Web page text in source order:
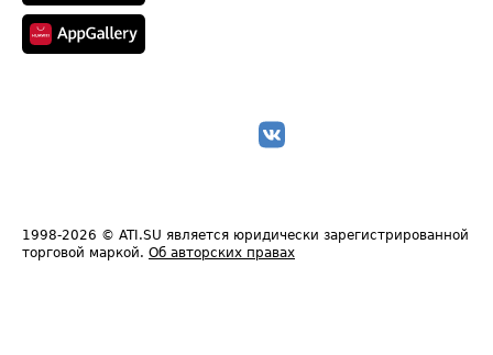
1998-2026 © ATI.SU является юридически зарегистрированной
торговой маркой. Об авторских правах